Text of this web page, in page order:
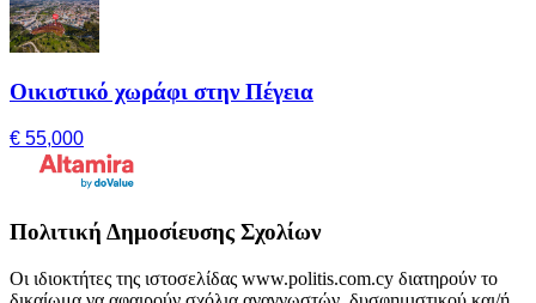
Οικιστικό χωράφι στην Πέγεια
€ 55,000
Πολιτική Δημοσίευσης Σχολίων
Οι ιδιοκτήτες της ιστοσελίδας www.politis.com.cy διατηρούν το